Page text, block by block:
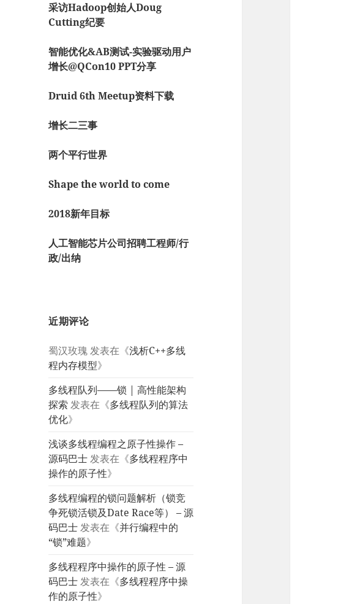
采访Hadoop创始人Doug
Cutting纪要
智能优化&AB测试-实验驱动用户
增长@QCon10 PPT分享
Druid 6th Meetup资料下载
增长二三事
两个平行世界
Shape the world to come
2018新年目标
人工智能芯片公司招聘工程师/行
政/出纳
近期评论
蜀汉玫瑰发表在《浅析C++多线
程内存模型》
多线程队列——锁 | 高性能架构
探索 发表在《多线程队列的算法
优化》
浅谈多线程编程之原子性操作 –
源码巴士发表在《多线程程序中
操作的原子性》
多线程编程的锁问题解析（锁竞
争死锁活锁及Date Race等） – 源
码巴士发表在《并行编程中的
“锁”难题》
多线程程序中操作的原子性 – 源
码巴士发表在《多线程程序中操
作的原子性》